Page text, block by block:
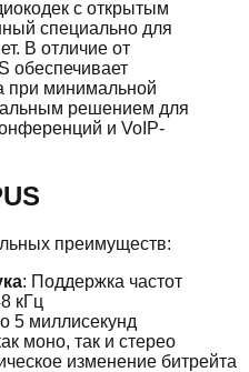
с открытым
специально для
В отличие от
обеспечивает
при минимальной
решением для
и VoIP-
преимуществ:
: Поддержка частот
кГц
5 миллисекунд
моно, так и стерео
изменение битрейта